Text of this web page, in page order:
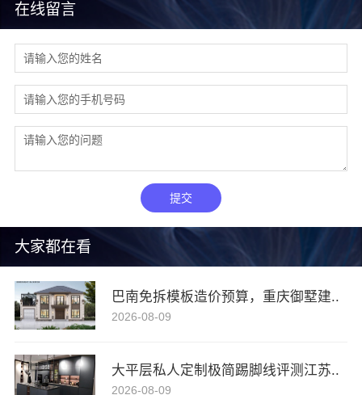
大家都在看
巴南免拆模板造价预算，重庆御墅建..
2026-08-09
大平层私人定制极简踢脚线评测江苏..
2026-08-09
在线留言
提交